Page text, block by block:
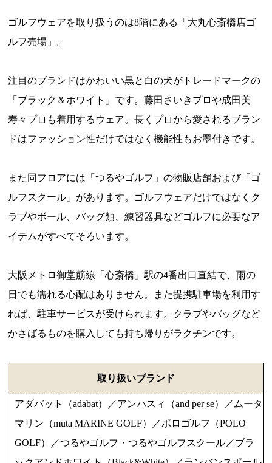
ゴルフウェアを取り扱うのは8階にある「大丸心斎橋店ゴ
ルフ売場」。
注目のブランドはかわいい黒と白の犬がトレードマークの
「ブラック＆ホワイト」です。藤田さいきプロや成田美
寿々プロも着用するウェア。長くプロから愛されるブラン
ドはファッション性だけではなく機能性もお墨付きです。
また同フロアには「つるやゴルフ」の物販店舗および「ゴ
ルフスクール」があります。ゴルフウェアだけではなくク
ラブやボール、バッグ類、練習器具などゴルフに必要なア
イテムがすべてそろいます。
大阪メトロ御堂筋線「心斎橋」駅の4番出口直結で、雨の
日でも濡れる心配はありません。また提携駐車場を利用す
れば、駐車サービスが受けられます。クラブやバッグなど
かさばるものを購入しても持ち帰りがラクチンです。
取り扱いブランド
アダバット（adabat）／アンパスィ（and per se）／ムータ
マリン（muta MARINE GOLF）／ポロゴルフ（POLO
GOLF）／つるやゴルフ・つるやゴルフスクール／ブラ